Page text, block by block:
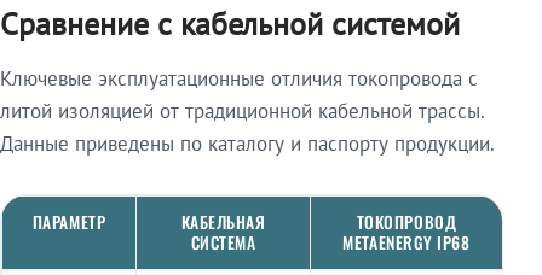
Сравнение с кабельной системой
Ключевые эксплуатационные отличия токопровода с
литой изоляцией от традиционной кабельной трассы.
Данные приведены по каталогу и паспорту продукции.
ПАРАМЕТР
КАБЕЛЬНАЯ
СИСТЕМА
ТОКОПРОВОД
METAENERGY IP68